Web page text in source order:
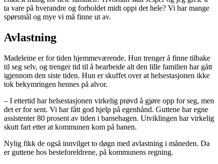
ta vare på hverandre og forholdet midt oppi det hele? Vi har mange
spørsmål og mye vi må finne ut av.
Avlastning
Madeleine er for tiden hjemmeværende. Hun trenger å finne tilbake
til seg selv, og trenger tid til å bearbeide alt den lille familien har gått
igjennom den siste tiden. Hun er skuffet over at helsestasjonen ikke
tok bekymringen hennes på alvor.
– I ettertid har helsestasjonen virkelig prøvd å gjøre opp for seg, men
det er for sent. Vi har fått god hjelp på egenhånd. Guttene har egne
assistenter 80 prosent av tiden i barnehagen. Utviklingen har virkelig
skutt fart etter at kommunen kom på banen.
Nylig fikk de også innvilget to døgn med avlastning i måneden. Da
er guttene hos besteforeldrene, på kommunens regning.